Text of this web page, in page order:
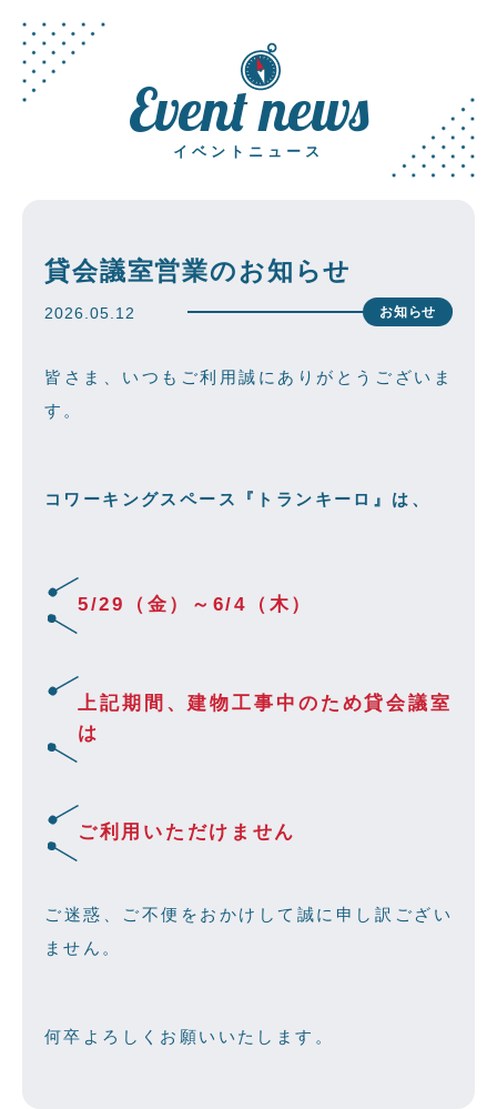
event news
イベントニュース
貸会議室営業のお知らせ
お知らせ
2026.05.12
皆さま、いつもご利用誠にありがとうございま
す。
コワーキングスペース『トランキーロ』は、
5/29（金）～6/4（木）
上記期間、建物工事中のため貸会議室
は
ご利用いただけません
ご迷惑、ご不便 をおかけして誠に申し訳ござい
ません。
何卒よろしくお願いいたします。